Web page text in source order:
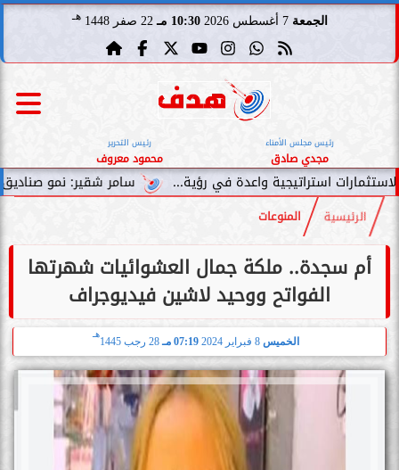
الجمعة 7 أغسطس 2026 10:30 مـ 22 صفر 1448 هـ
رئيس مجلس الأمناء
مجدي صادق
رئيس التحرير
محمود معروف
سامر شقير: نمو صناديق الاستثمار
الرئيسية المنوعات
أم سجدة.. ملكة جمال العشوائيات شهرتها
الفواتح ووحيد لاشين فيديوجراف
الخميس 07:19 مـ 28 رجب 1445
هـ